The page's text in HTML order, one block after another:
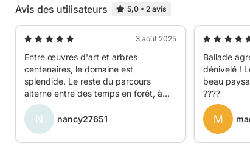
Avis des utilisateurs 5,0 • 2 avis
3 août 2025
Entre œuvres d'art et arbres
centenaires, le domaine est
splendide. Le reste du parcours
alterne entre des temps en forêt, à
travers champs et des zones un peu
pavillonnaires. J'ai fait quelques
variations pour rester sur chemin
plutôt que sur route.
N nancy27651
Ballade
dénivelé !
beau
????
M